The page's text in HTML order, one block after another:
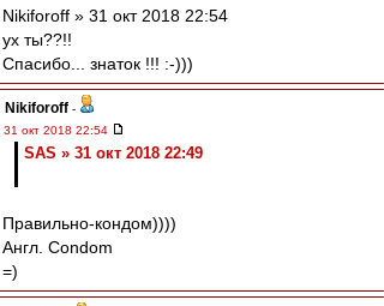
Nikiforoff » 31 окт 2018 22:54
ух ты??!!
Спасибо... знаток !!! :-)))
Nikiforoff -
31 окт 2018 22:54
SAS » 31 окт 2018 22:49
Правильно-кондом))))
Англ. Condom
=)